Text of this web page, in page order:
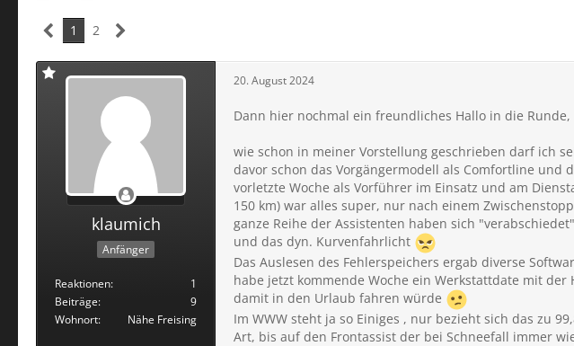
1 2
klaumich
Anfänger
Reaktionen
1
Beiträge
9
Wohnort
Nähe Freising
20. August 2024
Dann hier nochmal ein freundliches Hallo in die Runde,
wie schon in meiner Vorstellung geschrieben darf ich
davor schon das Vorgängermodell als Comfortline
vorletzte Woche als Vorführer im Einsatz und am
150 km) war alles super, nur nach einem
ganze Reihe der Assistenten haben sich
und das dyn. Kurvenfahrlicht
Das Auslesen des Fehlerspeichers ergab diverse
habe jetzt kommende Woche ein Werkstattdate mit
damit in den Urlaub fahren würde
Im WWW steht ja so Einiges , nur bezieht sich das zu
Art, bis auf den Frontassist der bei Schneefall immer